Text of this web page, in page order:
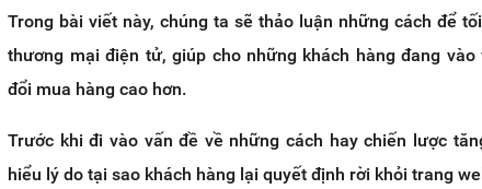
Trong bài viết này, chúng ta sẽ thảo luận những cách để
thương mại điện tử, giúp cho những khách hàng đang
đổi mua hàng cao hơn.
Trước khi đi vào vấn đề về những cách hay chiến lược
hiểu lý do tại sao khách hàng lại quyết định rời khỏi trang